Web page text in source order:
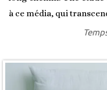
à ce média, qui